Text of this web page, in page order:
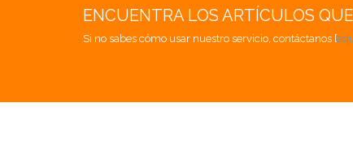
ENCUENTRA LOS ARTÍCULOS
Si no sabes cómo usar nuestro servicio, contáctanos [